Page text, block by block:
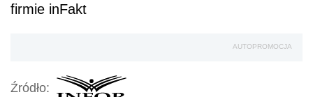
firmie inFakt
AUTOPROMOCJA
Źródło: